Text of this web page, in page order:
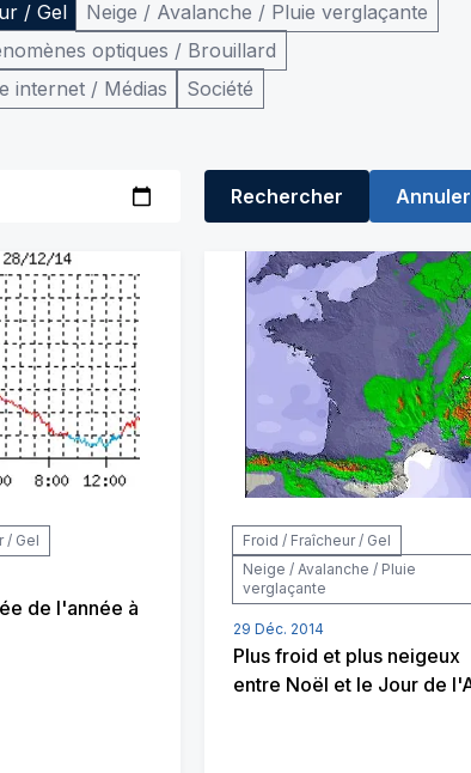
/ Gel
Neige / Avalanche / Pluie verglaçante
optiques / Brouillard
internet / Médias Société
Rechercher
Annuler
/ Gel
de l'année à
Froid / Fraîcheur / Gel
Neige / Avalanche / Pluie
verglaçante
29 Déc. 2014
Plus froid et plus neigeux
entre Noël et le Jour de